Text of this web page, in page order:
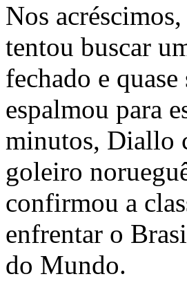
Nos
tentou buscar
fechado e
espalmou para
minutos, Diallo
goleiro
confirmou a
enfrentar o
do Mundo.